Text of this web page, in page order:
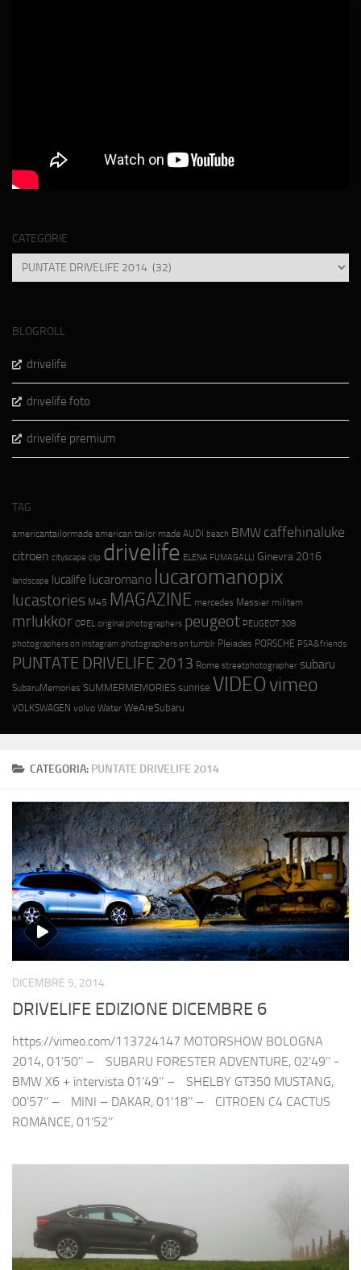
CATEGORIA: PUNTATE DRIVELIFE 2014
DICEMBRE 5, 2014
DRIVELIFE EDIZIONE DICEMBRE 6
https://vimeo.com/113724147 MOTORSHOW BOLOGNA
2014, 01’50’’ – SUBARU FORESTER ADVENTURE, 02’49’’ -
BMW X6 + intervista 01’49’’ – SHELBY GT350 MUSTANG,
00’57’’ – MINI – DAKAR, 01’18’’ – CITROEN C4 CACTUS
ROMANCE, 01’52’’
CATEGORIE
Categorie
BLOGROLL
drivelife
drivelife foto
drivelife premium
TAG
americantailormade american tailor made AUDI beach BMW caffehinaluke
citroen cityscape clip drivelife ELENA FUMAGALLI Ginevra 2016
landscape lucalife lucaromano lucaromanopix
lucastories M45 MAGAZINE mercedes Messier militem
mrlukkor OPEL original photographers peugeot PEUGEOT 308
photographers on instagram photographers on tumblr Pleiades PORSCHE PSA&friends
PUNTATE DRIVELIFE 2013 Rome streetphotographer subaru
SubaruMemories SUMMERMEMORIES sunrise VIDEOvimeo
VOLKSWAGEN volvo Water WeAreSubaru